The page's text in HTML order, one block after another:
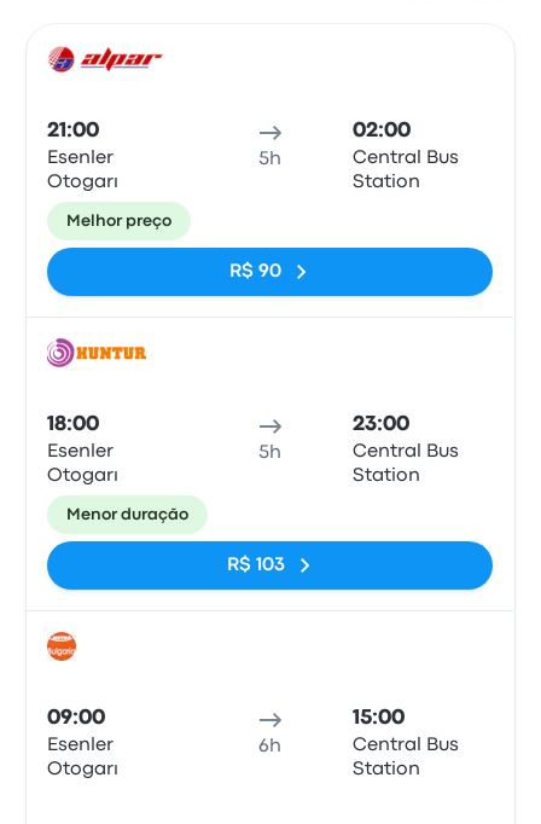
21:00
Esenler
Otogarı
5h
02:00
Central Bus
Station
Melhor preço
R$ 90
18:00
Esenler
Otogarı
5h
23:00
Central Bus
Station
Menor duração
R$ 103
09:00
Esenler
Otogarı
6h
15:00
Central Bus
Station